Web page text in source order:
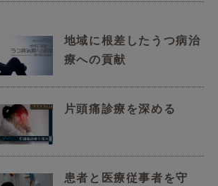
地域に根差したうつ病治
療への貢献
片頭痛診療を深める
患者と医療従事者を守